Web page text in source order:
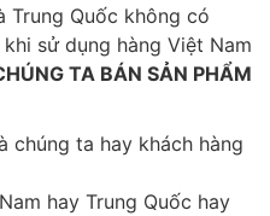
Trung Quốc không có
sử dụng hàng Việt Nam
TA BÁN SẢN PHẨM
chúng ta hay khách hàng
hay Trung Quốc hay